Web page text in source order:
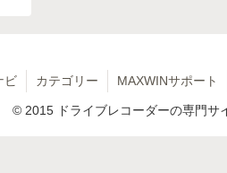
ビ カテゴリー MAXWINサポート
© 2015 ドライブレコーダーの専門サ